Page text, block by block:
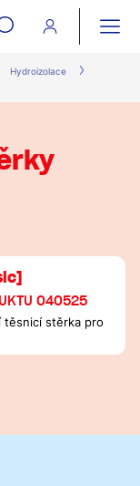
Hydroizolace
040525
těsnicí stěrka pro